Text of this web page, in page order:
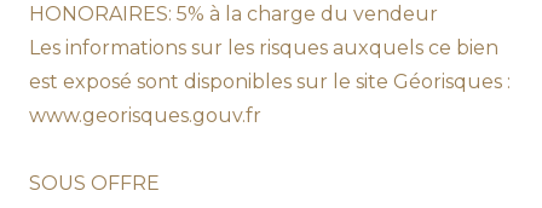
HONORAIRES: 5% à la charge du vendeur
Les informations sur les risques auxquels ce bien
est exposé sont disponibles sur le site Géorisques :
www.georisques.gouv.fr
SOUS OFFRE